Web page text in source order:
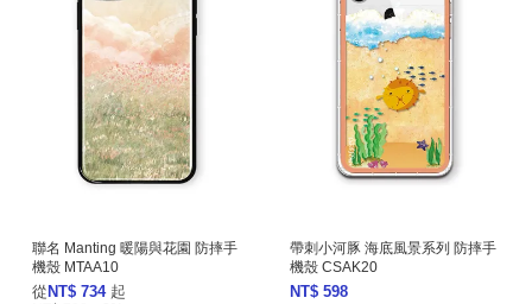
聯名 Manting 暖陽與花園 防摔手
機殼 MTAA10
從 NT$ 734 起
帶刺小河豚 海底風景系列 防摔手
機殼 CSAK20
NT$ 598